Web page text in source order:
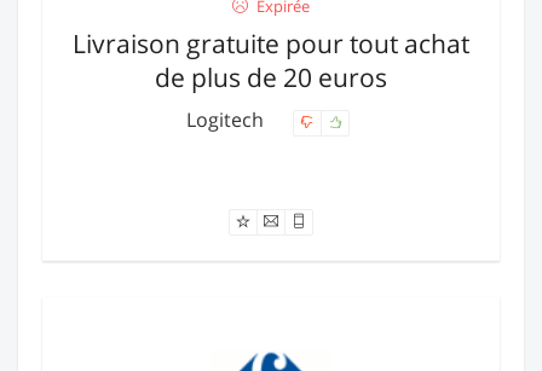
Expirée
Livraison gratuite pour tout achat
de plus de 20 euros
Logitech